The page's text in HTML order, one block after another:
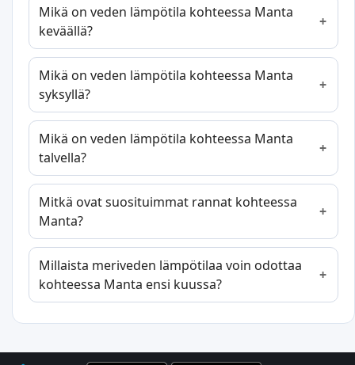
Mikä on veden lämpötila kohteessa Manta
keväällä?
Mikä on veden lämpötila kohteessa Manta
syksyllä?
Mikä on veden lämpötila kohteessa Manta
talvella?
Mitkä ovat suosituimmat rannat kohteessa
Manta?
Millaista meriveden lämpötilaa voin odottaa
kohteessa Manta ensi kuussa?